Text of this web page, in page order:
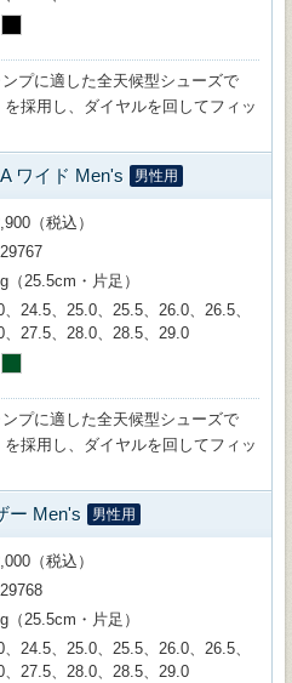
プに適した全天候型シューズで
採用し、ダイヤルを回してフィッ
ワイド Men's 男性用
（税込）
（25.5cm・片足）
、24.5、25.0、25.5、26.0、26.5、
、27.5、28.0、28.5、29.0
プに適した全天候型シューズで
採用し、ダイヤルを回してフィッ
ー Men's 男性用
（税込）
（25.5cm・片足）
、24.5、25.0、25.5、26.0、26.5、
、27.5、28.0、28.5、29.0